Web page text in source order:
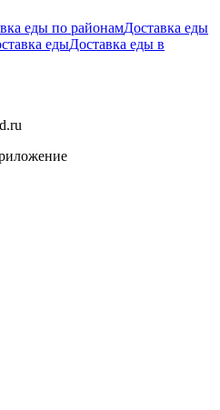
еды по районамДоставка еды
едыДоставка еды в